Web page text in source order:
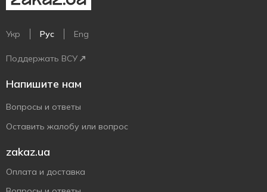
Укр Рус Eng
Поддержать ВСУ
Напишите нам
Вопросы и ответы
Оставить жалобу или вопрос
zakaz.ua
Оплата и доставка